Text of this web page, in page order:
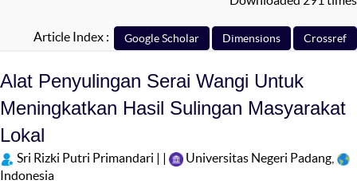
Article Index :
Alat Penyulingan Serai Wangi Untuk
Meningkatkan Hasil Sulingan Masyarakat
Lokal
Sri Rizki Putri Primandari | |
Universitas Negeri Padang,
Indonesia